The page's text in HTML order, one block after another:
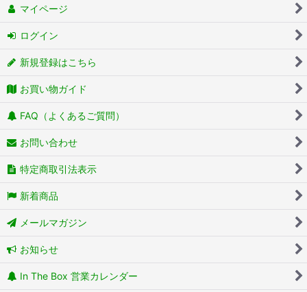
マイページ
ログイン
新規登録はこちら
お買い物ガイド
FAQ（よくあるご質問）
お問い合わせ
特定商取引法表示
新着商品
メールマガジン
お知らせ
In The Box 営業カレンダー